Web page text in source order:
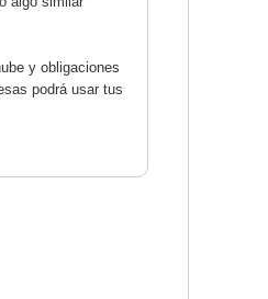
y obligaciones
podrá usar tus